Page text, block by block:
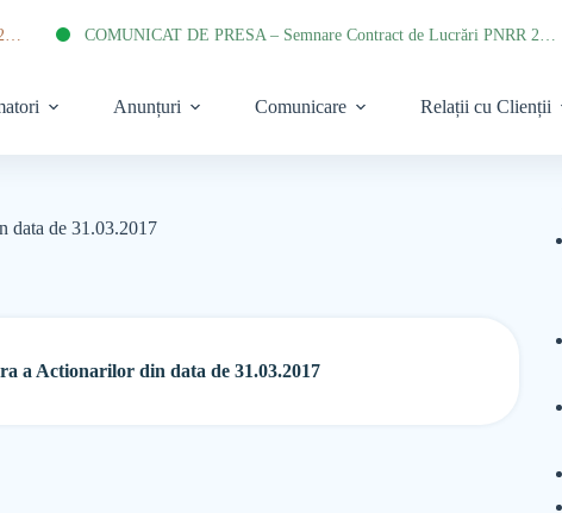
Anunțuri Comunicare Relații cu Clienții
data de 31.03.2017
a Actionarilor din data de 31.03.2017